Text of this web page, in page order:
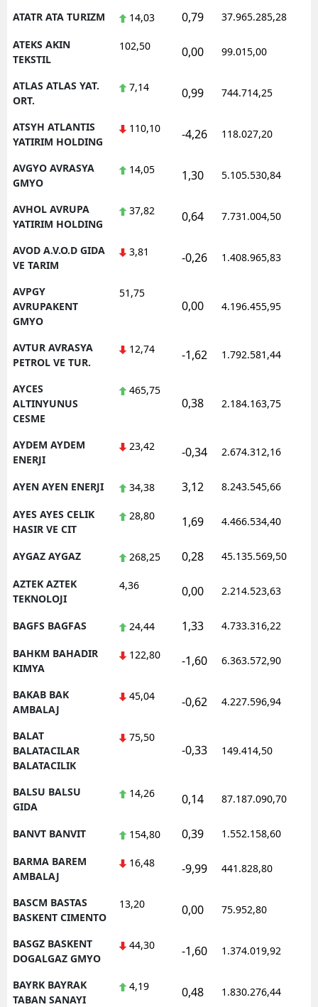
ATATR ATA TURIZM 14,03 0,79 37.965.285,28
ATEKS AKIN
TEKSTIL
102,50 0,00 99.015,00
ATLAS ATLAS YAT.
ORT.
7,14 0,99 744.714,25
ATSYH ATLANTIS
YATIRIM HOLDING
110,10 -4,26 118.027,20
AVGYO AVRASYA
GMYO
14,05 1,30 5.105.530,84
AVHOL AVRUPA
YATIRIM HOLDING
37,82 0,64 7.731.004,50
AVOD A.V.O.D GIDA
VE TARIM
3,81 -0,26 1.408.965,83
AVPGY
AVRUPAKENT
GMYO
51,75
0,00 4.196.455,95
AVTUR AVRASYA
PETROL VE TUR.
12,74 -1,62 1.792.581,44
AYCES
ALTINYUNUS
CESME
465,75
0,38 2.184.163,75
AYDEM AYDEM
ENERJI
23,42 -0,34 2.674.312,16
AYEN AYEN ENERJI 34,38 3,12 8.243.545,66
AYES AYES CELIK
HASIR VE CIT
28,80 1,69 4.466.534,40
AYGAZ AYGAZ 268,25 0,28 45.135.569,50
AZTEK AZTEK
TEKNOLOJI
4,36 0,00 2.214.523,63
BAGFS BAGFAS 24,44 1,33 4.733.316,22
BAHKM BAHADIR
KIMYA
122,80 -1,60 6.363.572,90
BAKAB BAK
AMBALAJ
45,04 -0,62 4.227.596,94
BALAT
BALATACILAR
BALATACILIK
75,50
-0,33 149.414,50
BALSU BALSU
GIDA
14,26 0,14 87.187.090,70
BANVT BANVIT 154,80 0,39 1.552.158,60
BARMA BAREM
AMBALAJ
16,48 -9,99 441.828,80
BASCM BASTAS
BASKENT CIMENTO
13,20 0,00 75.952,80
BASGZ BASKENT
DOGALGAZ GMYO
44,30 -1,60 1.374.019,92
BAYRK BAYRAK
TABAN SANAYI
4,19 0,48 1.830.276,44